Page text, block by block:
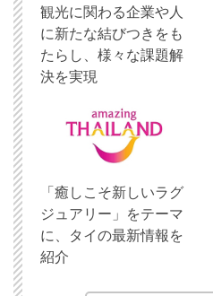
観光に関わる企業や人
に新たな結びつきをも
たらし、様々な課題解
決を実現
「癒しこそ新しいラグ
ジュアリー」をテーマ
に、タイの最新情報を
紹介